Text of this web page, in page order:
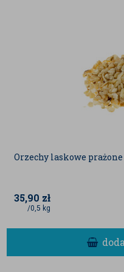
Orzechy laskowe
35,90 zł
/0,5 kg